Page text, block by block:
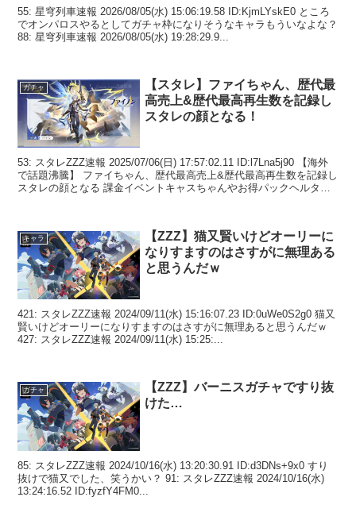
55: 星穹列車速報 2026/08/05(水) 15:06:19.58 ID:KjmLYskE0 ところ
でオンパロスやるとしてガチャ枠になりそうなキャラもういなよな？
88: 星穹列車速報 2026/08/05(水) 19:28:29.9...
ガチャ
【スタレ】ファイちゃん、歴代最
高売上&歴代最高再生数を記録し
スタレの顔となる！
53: スタレZZZ速報 2025/07/06(日) 17:57:02.11 ID:l7Lna5j90 【海外
で話題沸騰】 ファイちゃん、歴代最高売上&歴代最高再生数を記録し
スタレの顔となる 課金イベントキャスちゃんやお得パックヘルタの
キャラ
【ZZZ】猫又賢いけどオーリーに
なりすますのはさすがに無理ある
と思うんだｗ
421: スタレZZZ速報 2024/09/11(水) 15:16:07.23 ID:0uWe0S2g0 猫又
賢いけどオーリーになりすますのはさすがに無理あると思うんだｗ
427: スタレZZZ速報 2024/09/11(水) 15:25:...
ガチャ
【ZZZ】バーニスガチャですり抜
けた…
85: スタレZZZ速報 2024/10/16(水) 13:20:30.91 ID:d3DNs+9x0 すり
抜けで猫又でした、笑うかい？ 91: スタレZZZ速報 2024/10/16(水)
13:24:16.52 ID:fyzfY4FM0...